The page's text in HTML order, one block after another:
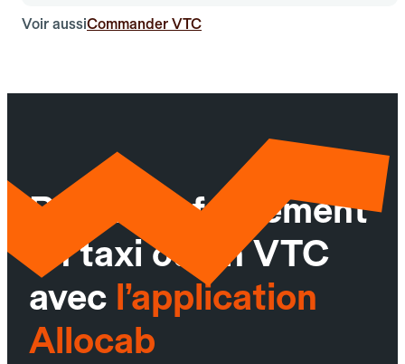
Voir aussiCommander VTC
Réservez facilement
un taxi ou un VTC
avec l’application
Allocab